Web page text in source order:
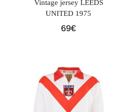
Vintage jersey LEEDS
UNITED 1975
69€